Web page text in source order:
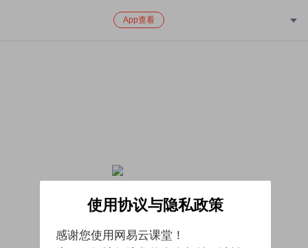
App查看
使用协议与隐私政策
感谢您使用网易云课堂！